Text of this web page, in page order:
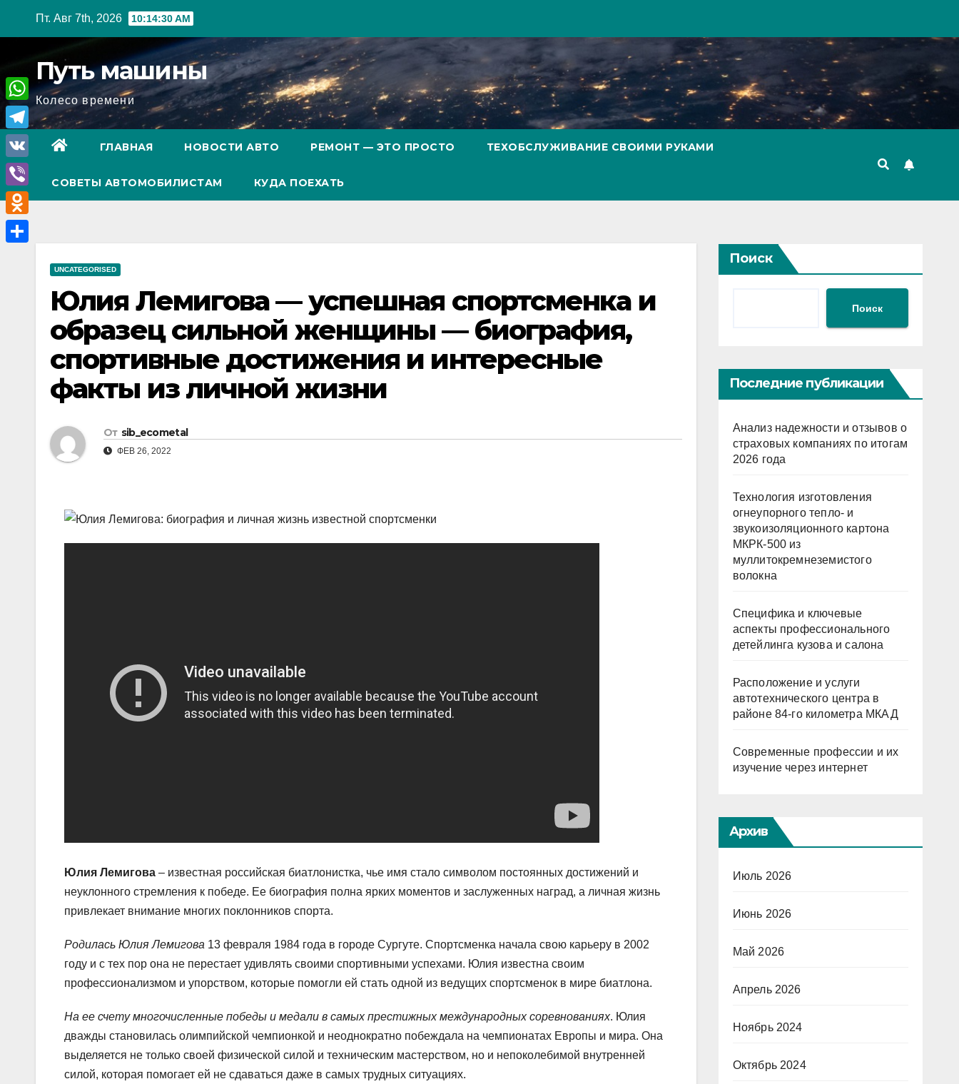
Пт. Авг 7th, 2026 10:14:31 AM
Путь машины
Колесо времени
ГЛАВНАЯ НОВОСТИ АВТО РЕМОНТ — ЭТО ПРОСТО ТЕХОБСЛУЖИВАНИЕ СВОИМИ РУКАМИ
СОВЕТЫ АВТОМОБИЛИСТАМ КУДА ПОЕХАТЬ
UNCATEGORISED
Юлия Лемигова — успешная спортсменка и
образец сильной женщины — биография,
спортивные достижения и интересные
факты из личной жизни
От sib_ecometal
ФЕВ 26, 2022
Юлия Лемигова – известная российская биатлонистка, чье имя стало символом постоянных достижений и
неуклонного стремления к победе. Ее биография полна ярких моментов и заслуженных наград, а личная жизнь
привлекает внимание многих поклонников спорта.
Родилась Юлия Лемигова 13 февраля 1984 года в городе Сургуте. Спортсменка начала свою карьеру в 2002
году и с тех пор она не перестает удивлять своими спортивными успехами. Юлия известна своим
профессионализмом и упорством, которые помогли ей стать одной из ведущих спортсменок в мире биатлона.
На ее счету многочисленные победы и медали в самых престижных международных соревнованиях. Юлия
дважды становилась олимпийской чемпионкой и неоднократно побеждала на чемпионатах Европы и мира. Она
выделяется не только своей физической силой и техническим мастерством, но и непоколебимой внутренней
силой, которая помогает ей не сдаваться даже в самых трудных ситуациях.
Поиск
Поиск
Последние публикации
Анализ надежности и отзывов о
страховых компаниях по итогам
2026 года
Технология изготовления
огнеупорного тепло- и
звукоизоляционного картона
МКРК-500 из
муллитокремнеземистого
волокна
Специфика и ключевые
аспекты профессионального
детейлинга кузова и салона
Расположение и услуги
автотехнического центра в
районе 84-го километра МКАД
Современные профессии и их
изучение через интернет
Архив
Июль 2026
Июнь 2026
Май 2026
Апрель 2026
Ноябрь 2024
Октябрь 2024
W
h
a
A
T
e
l
e
g
V
K
V
i
b
O